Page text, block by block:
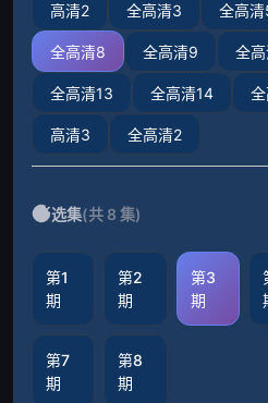
高清2 全高清3 全高清
全高清8 全高清9 全
全高清13 全高清14
高清3 全高清2
选集(共 8 集)
第1
期
第2
期
第3
期
第7
期
第8
期